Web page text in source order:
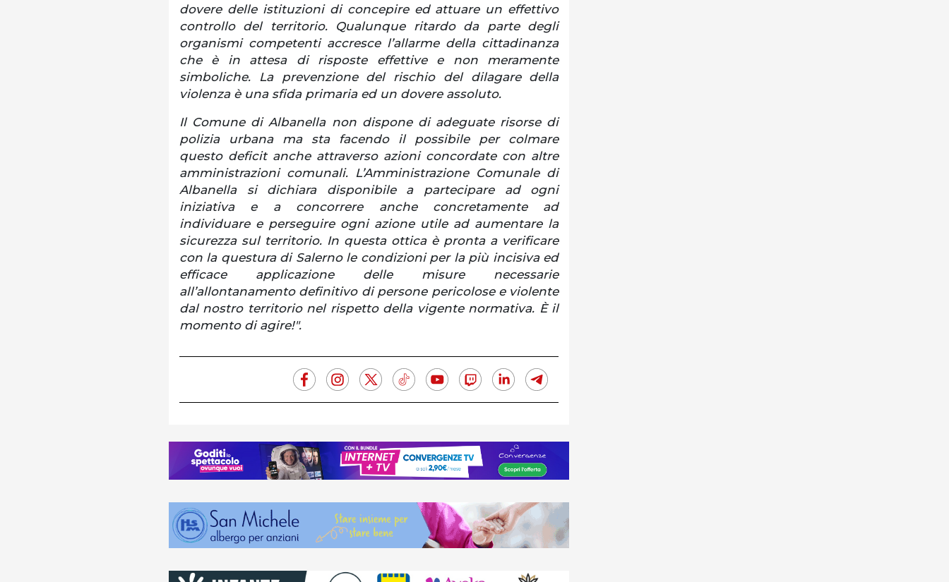
dovere delle istituzioni di concepire ed attuare un effettivo
controllo del territorio. Qualunque ritardo da parte degli
organismi competenti accresce l’allarme della cittadinanza
che è in attesa di risposte effettive e non meramente
simboliche. La prevenzione del rischio del dilagare della
violenza è una sfida primaria ed un dovere assoluto.
Il Comune di Albanella non dispone di adeguate risorse di
polizia urbana ma sta facendo il possibile per colmare
questo deficit anche attraverso azioni concordate con altre
amministrazioni comunali. L’Amministrazione Comunale di
Albanella si dichiara disponibile a partecipare ad ogni
iniziativa e a concorrere anche concretamente ad
individuare e perseguire ogni azione utile ad aumentare la
sicurezza sul territorio. In questa ottica è pronta a verificare
con la questura di Salerno le condizioni per la più incisiva ed
efficace applicazione delle misure necessarie
all’allontanamento definitivo di persone pericolose e violente
dal nostro territorio nel rispetto della vigente normativa. È il
momento di agire!".